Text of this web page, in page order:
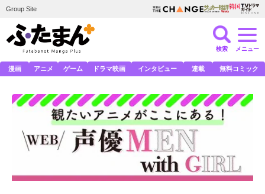
Group Site
検索 メニュー
漫画 アニメ ゲーム ドラマ映画 インタビュー 連載 無料コミック